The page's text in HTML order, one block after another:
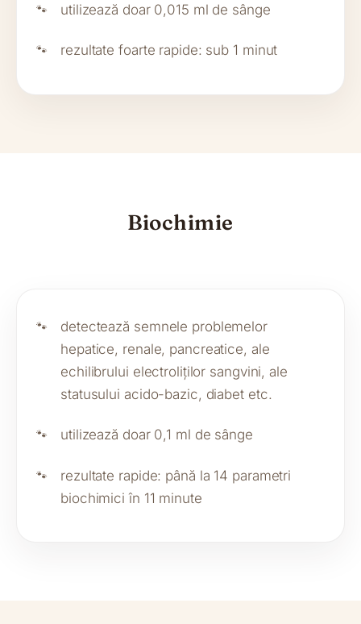
utilizează doar 0,015 ml de sânge
rezultate foarte rapide: sub 1 minut
Biochimie
detectează semnele problemelor
hepatice, renale, pancreatice, ale
echilibrului electroliților sangvini, ale
statusului acido-bazic, diabet etc.
utilizează doar 0,1 ml de sânge
rezultate rapide: până la 14 parametri
biochimici în 11 minute